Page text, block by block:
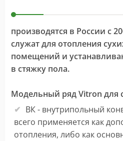
производятся в России с
служат для отопления
помещений и
в стяжку пола.
Модельный ряд Vitron для
ВК - внутрипольный
всего применяется как
отопления, либо как